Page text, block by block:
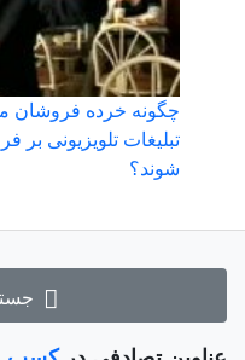
چگونه خرده فروشان می
تبلیغات تلویزیونی
شوند؟